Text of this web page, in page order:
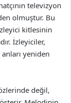
televizyon
olmuştur. Bu
kitlesinin
İzleyiciler,
yeniden
değil,